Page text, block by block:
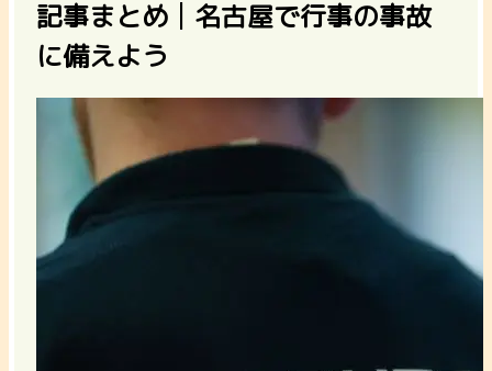
記事まとめ│名古屋で行事の事故
に備えよう